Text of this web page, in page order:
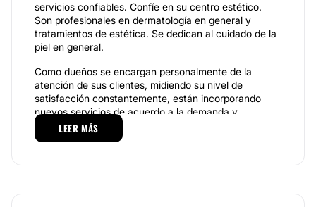
servicios confiables. Confíe en su centro estético.
Son profesionales en dermatología en general y
tratamientos de estética. Se dedican al cuidado de la
piel en general.
Como dueños se encargan personalmente de la
atención de sus clientes, midiendo su nivel de
satisfacción constantemente, están incorporando
nuevos servicios de acuerdo a la demanda y
exigencia de este mercado, porque asegura que los
tratamientos ofrecidos en su centro sean efectivos,
LEER MÁS